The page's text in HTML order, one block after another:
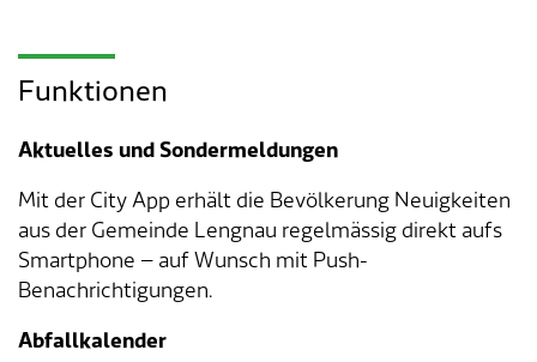
Funktionen
Aktuelles und Sondermeldungen
Mit der City App erhält die Bevölkerung Neuigkeiten
aus der Gemeinde Lengnau regelmässig direkt aufs
Smartphone – auf Wunsch mit Push-
Benachrichtigungen.
Abfallkalender
Umwelt
Energie & Wasser
Abfall
Tiere
Verkehr & Mobilität
Werkhof
Schulverwaltung
Kindertagesstätte
Mitarbeitende
Offene Stellen